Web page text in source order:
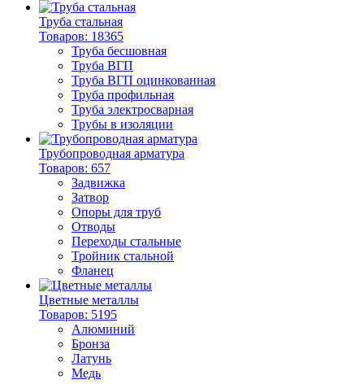
Труба стальная
Товаров: 18365
Труба бесшовная
Труба ВГП
Труба ВГП оцинкованная
Труба профильная
Труба электросварная
Трубы в изоляции
Трубопроводная арматура
Товаров: 657
Задвижка
Затвор
Опоры для труб
Отводы
Переходы стальные
Тройник стальной
Фланец
Цветные металлы
Товаров: 5195
Алюминий
Бронза
Латунь
Медь